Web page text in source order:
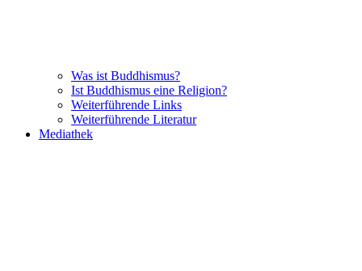
Was ist Buddhismus?
Ist Buddhismus eine Religion?
Weiterführende Links
Weiterführende Literatur
Mediathek